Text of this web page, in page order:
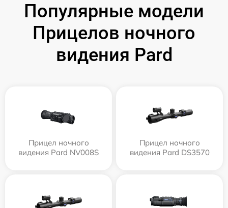
Популярные модели
Прицелов ночного
видения Pard
Прицел ночного
видения Pard NV008S
Прицел ночного
видения Pard DS3570